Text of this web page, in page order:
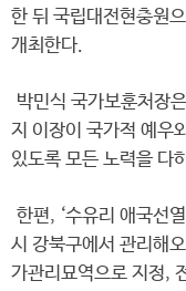
한 뒤 국립대전현충원
개최한다.
박민식 국가보훈처장
지 이장이 국가적 예우
있도록 모든 노력을 다
한편, ‘수유리 애국선
시 강북구에서 관리해
가관리묘역으로 지정,